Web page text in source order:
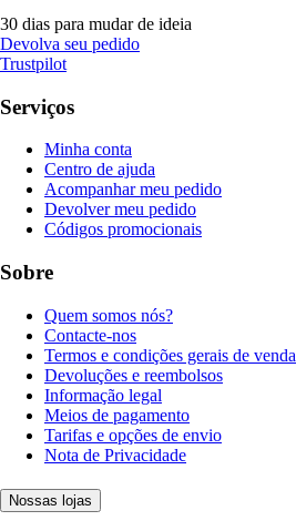
30 dias para mudar de ideia
Devolva seu pedido
Trustpilot
Serviços
Minha conta
Centro de ajuda
Acompanhar meu pedido
Devolver meu pedido
Códigos promocionais
Sobre
Quem somos nós?
Contacte-nos
Termos e condições gerais de venda
Devoluções e reembolsos
Informação legal
Meios de pagamento
Tarifas e opções de envio
Nota de Privacidade
Nossas lojas